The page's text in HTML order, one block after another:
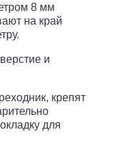
8 мм
на край
и
крепят
для